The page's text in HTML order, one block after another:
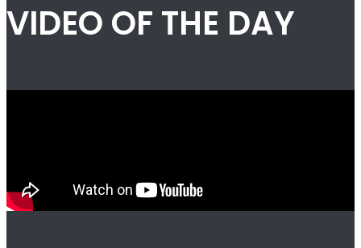
VIDEO OF THE DAY